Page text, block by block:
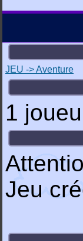
JEU -> Aventure
1
Jeu